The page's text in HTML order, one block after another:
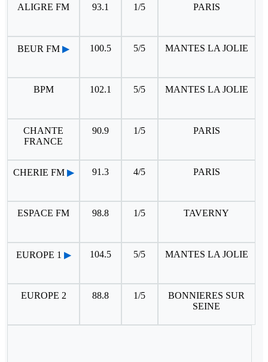
ALIGRE FM 93.1 1/5 PARIS
BEUR FM ▶ 100.5 5/5 MANTES LA JOLIE
BPM 102.1 5/5 MANTES LA JOLIE
CHANTE
FRANCE
90.9 1/5 PARIS
CHERIE FM ▶ 91.3 4/5 PARIS
ESPACE FM 98.8 1/5 TAVERNY
EUROPE 1 ▶ 104.5 5/5 MANTES LA JOLIE
EUROPE 2 88.8 1/5
BONNIERES SUR
SEINE